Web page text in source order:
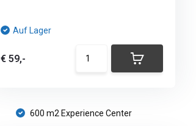
Auf Lager
€ 59,-
600 m2 Experience Center